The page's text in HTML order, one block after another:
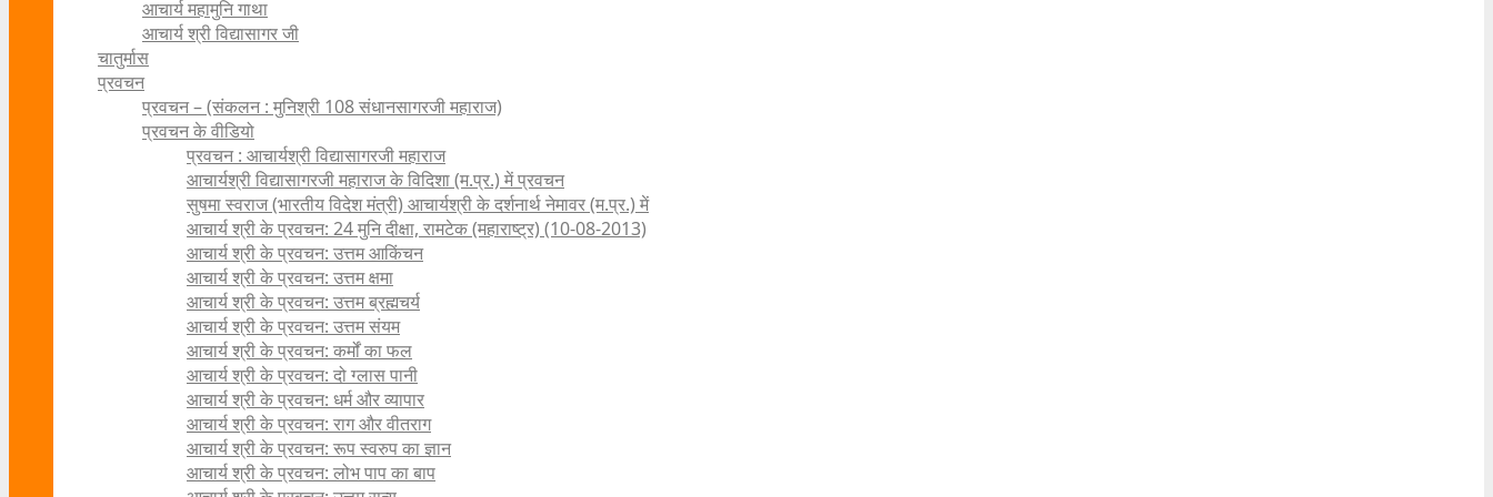
आचार्य महामुनि गाथा
आचार्य श्री विद्यासागर जी
चातुर्मास
प्रवचन
प्रवचन – (संकलन : मुनिश्री 108 संधानसागरजी महाराज)
प्रवचन के वीडियो
प्रवचन : आचार्यश्री ‍विद्यासागरजी महाराज
आचार्यश्री विद्यासागरजी महाराज के विदिशा (म.प्र.) में प्रवचन
सुषमा स्वराज (भारतीय विदेश मंत्री) आचार्यश्री के दर्शनार्थ नेमावर (म.प्र.) में
आचार्य श्री के प्रवचन: 24 मुनि दीक्षा, रामटेक (महाराष्ट्र) (10-08-2013)
आचार्य श्री के प्रवचन: उत्तम आकिंचन
आचार्य श्री के प्रवचन: उत्तम क्षमा
आचार्य श्री के प्रवचन: उत्तम ब्रह्मचर्य
आचार्य श्री के प्रवचन: उत्तम संयम
आचार्य श्री के प्रवचन: कर्मों का फल
आचार्य श्री के प्रवचन: दो ग्लास पानी
आचार्य श्री के प्रवचन: धर्म और व्यापार
आचार्य श्री के प्रवचन: राग और वीतराग
आचार्य श्री के प्रवचन: रूप स्वरुप का ज्ञान
आचार्य श्री के प्रवचन: लोभ पाप का बाप